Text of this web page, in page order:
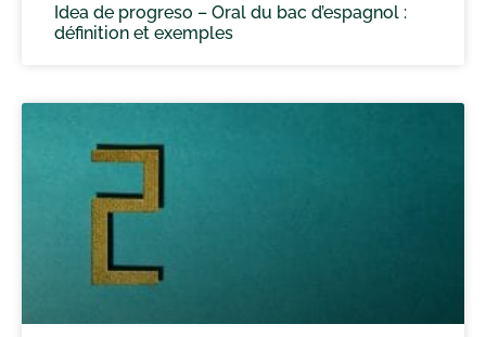
Idea de progreso – Oral du bac d’espagnol :
définition et exemples